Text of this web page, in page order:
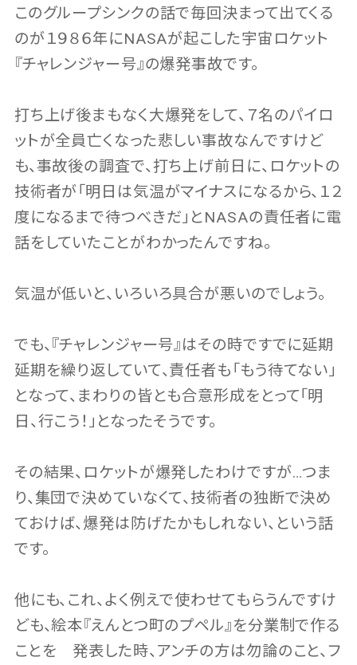
このグループシンクの話で毎回決まって出てくる
のが１９８６年にNASAが起こした宇宙ロケット
『チャレンジャー号』の爆発事故です。
打ち上げ後まもなく大爆発をして、７名のパイロ
ットが全員亡くなった悲しい事故なんですけど
も、事故後の調査で、打ち上げ前日に、ロケットの
技術者が「明日は気温がマイナスになるから、１２
度になるまで待つべきだ」とNASAの責任者に電
話をしていたことがわかったんですね。
気温が低いと、いろいろ具合が悪いのでしょう。
でも、『チャレンジャー号』はその時ですでに延期
延期を繰り返していて、責任者も「もう待てない」
となって、まわりの皆とも合意形成をとって「明
日、行こう！」となったそうです。
その結果、ロケットが爆発したわけですが…つま
り、集団で決めていなくて、技術者の独断で決め
ておけば、爆発は防げたかもしれない、という話
です。
他にも、これ、よく例えで使わせてもらうんですけ
ども、絵本『えんとつ町のプペル』を分業制で作る
ことを 発表した時、アンチの方は勿論のこと、フ